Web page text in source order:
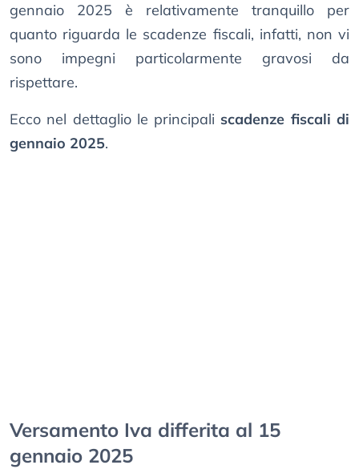
gennaio 2025 è relativamente tranquillo per
quanto riguarda le scadenze fiscali, infatti, non vi
sono impegni particolarmente gravosi da
rispettare.
Ecco nel dettaglio le principali scadenze fiscali di
gennaio 2025.
Versamento Iva differita al 15
gennaio 2025